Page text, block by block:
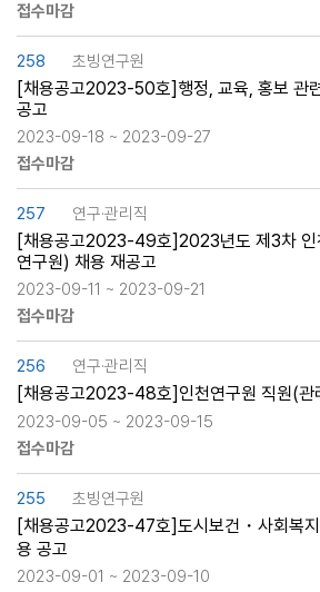
접수마감
258 초빙연구원
[채용공고2023-50호]행정, 교육, 홍보 관
공고
2023-09-18 ~ 2023-09-27
접수마감
257 연구·관리직
[채용공고2023-49호]2023년도 제3차 인
연구원) 채용 재공고
2023-09-11 ~ 2023-09-21
접수마감
256 연구·관리직
[채용공고2023-48호]인천연구원 직원(관
2023-09-05 ~ 2023-09-15
접수마감
255 초빙연구원
[채용공고2023-47호]도시보건・사회복
용 공고
2023-09-01 ~ 2023-09-10